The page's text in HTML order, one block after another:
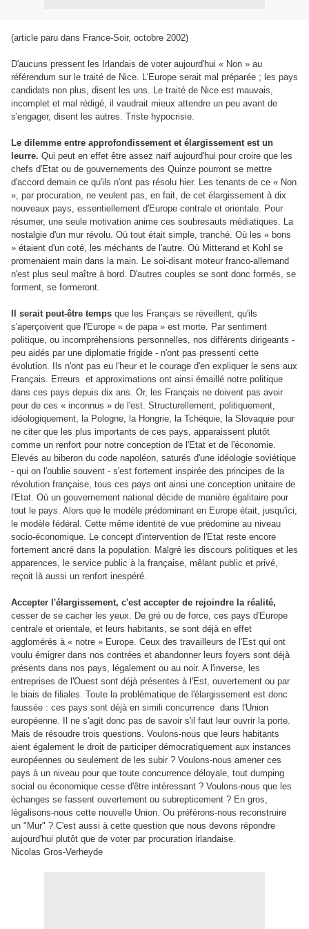
(article paru dans France-Soir, octobre 2002)
D'aucuns pressent les Irlandais de voter aujourd'hui « Non » au
référendum sur le traité de Nice. L'Europe serait mal préparée ; les pays
candidats non plus, disent les uns. Le traité de Nice est mauvais,
incomplet et mal rédigé, il vaudrait mieux attendre un peu avant de
s'engager, disent les autres. Triste hypocrisie.
Le dilemme entre approfondissement et élargissement est un
leurre. Qui peut en effet être assez naïf aujourd'hui pour croire que les
chefs d'Etat ou de gouvernements des Quinze pourront se mettre
d'accord demain ce qu'ils n'ont pas résolu hier. Les tenants de ce « Non
», par procuration, ne veulent pas, en fait, de cet élargissement à dix
nouveaux pays, essentiellement d'Europe centrale et orientale. Pour
résumer, une seule motivation anime ces soubresauts médiatiques. La
nostalgie d'un mur révolu. Où tout était simple, tranché. Où les « bons
» étaient d'un coté, les méchants de l'autre. Où Mitterand et Kohl se
promenaient main dans la main. Le soi-disant moteur franco-allemand
n'est plus seul maître à bord. D'autres couples se sont donc formés, se
forment, se formeront.
Il serait peut-être temps que les Français se réveillent, qu'ils
s'aperçoivent que l'Europe « de papa » est morte. Par sentiment
politique, ou incompréhensions personnelles, nos différents dirigeants -
peu aidés par une diplomatie frigide - n'ont pas pressenti cette
évolution. Ils n'ont pas eu l'heur et le courage d'en expliquer le sens aux
Français. Erreurs et approximations ont ainsi émaillé notre politique
dans ces pays depuis dix ans. Or, les Français ne doivent pas avoir
peur de ces « inconnus » de l'est. Structurellement, politiquement,
idéologiquement, la Pologne, la Hongrie, la Tchéquie, la Slovaquie pour
ne citer que les plus importants de ces pays, apparaissent plutôt
comme un renfort pour notre conception de l'Etat et de l'économie.
Elevés au biberon du code napoléon, saturés d'une idéologie soviétique
- qui on l'oublie souvent - s'est fortement inspirée des principes de la
révolution française, tous ces pays ont ainsi une conception unitaire de
l'Etat. Où un gouvernement national décide de manière égalitaire pour
tout le pays. Alors que le modèle prédominant en Europe était, jusqu'ici,
le modèle fédéral. Cette même identité de vue prédomine au niveau
socio-économique. Le concept d'intervention de l'Etat reste encore
fortement ancré dans la population. Malgré les discours politiques et les
apparences, le service public à la française, mêlant public et privé,
reçoit là aussi un renfort inespéré.
Accepter l'élargissement, c'est accepter de rejoindre la réalité,
cesser de se cacher les yeux. De gré ou de force, ces pays d'Europe
centrale et orientale, et leurs habitants, se sont déjà en effet
agglomérés à « notre » Europe. Ceux des travailleurs de l'Est qui ont
voulu émigrer dans nos contrées et abandonner leurs foyers sont déjà
présents dans nos pays, légalement ou au noir. A l'inverse, les
entreprises de l'Ouest sont déjà présentes à l'Est, ouvertement ou par
le biais de filiales. Toute la problématique de l'élargissement est donc
faussée : ces pays sont déjà en simili concurrence dans l'Union
européenne. Il ne s'agit donc pas de savoir s'il faut leur ouvrir la porte.
Mais de résoudre trois questions. Voulons-nous que leurs habitants
aient également le droit de participer démocratiquement aux instances
européennes ou seulement de les subir ? Voulons-nous amener ces
pays à un niveau pour que toute concurrence déloyale, tout dumping
social ou économique cesse d'être intéressant ? Voulons-nous que les
échanges se fassent ouvertement ou subrepticement ? En gros,
légalisons-nous cette nouvelle Union. Ou préférons-nous reconstruire
un "Mur" ? C'est aussi à cette question que nous devons répondre
aujourd'hui plutôt que de voter par procuration irlandaise.
Nicolas Gros-Verheyde